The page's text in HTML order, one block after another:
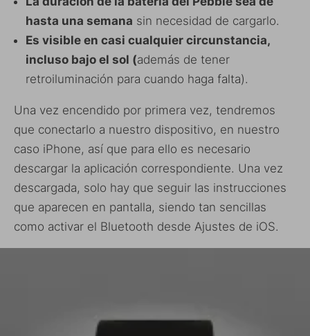
hasta una semana sin necesidad de cargarlo.
Es visible en casi cualquier circunstancia,
incluso bajo el sol (además de tener
retroiluminación para cuando haga falta).
Una vez encendido por primera vez, tendremos
que conectarlo a nuestro dispositivo, en nuestro
caso iPhone, así que para ello es necesario
descargar la aplicación correspondiente. Una vez
descargada, solo hay que seguir las instrucciones
que aparecen en pantalla, siendo tan sencillas
como activar el Bluetooth desde Ajustes de iOS.